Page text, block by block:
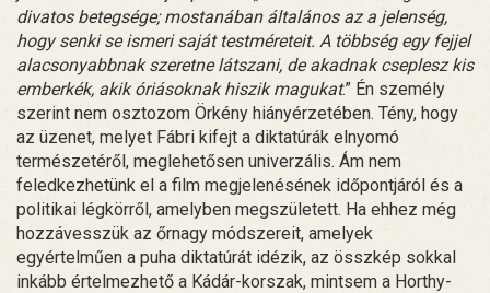
divatos betegsége; mostanában általános az a jelenség,
hogy senki se ismeri saját testméreteit. A többség egy fejjel
alacsonyabbnak szeretne látszani, de akadnak cseplesz kis
emberkék, akik óriásoknak hiszik magukat.” Én személy
szerint nem osztozom Örkény hiányérzetében. Tény, hogy
az üzenet, melyet Fábri kifejt a diktatúrák elnyomó
természetéről, meglehetősen univerzális. Ám nem
feledkezhetünk el a film megjelenésének időpontjáról és a
politikai légkörről, amelyben megszületett. Ha ehhez még
hozzávesszük az őrnagy módszereit, amelyek
egyértelműen a puha diktatúrát idézik, az összkép sokkal
inkább értelmezhető a Kádár-korszak, mintsem a Horthy-